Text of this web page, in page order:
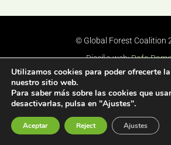
© Global Forest Coalition
Diseño web:Rafa
Utilizamos cookies para poder ofrecerte
nuestro sitio web.
Para saber más sobre las cookies que
desactivarlas, pulsa en "Ajustes".
Aceptar Reject Ajustes